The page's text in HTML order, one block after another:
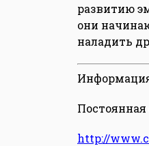
развитию
они
наладить
Информация
Постоянная
http://